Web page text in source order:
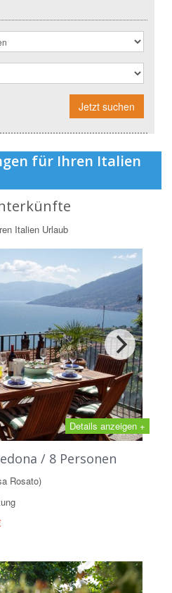
Jetzt suchen
für Ihren Italien
Italien Urlaub
Details anzeigen +
/ 8 Personen
Rosato)